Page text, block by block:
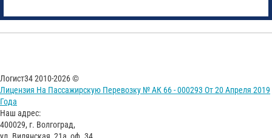
Логист34 2010-2026 ©
Лицензия На Пассажирскую Перевозку № АК 66 - 000293 От 20 Апреля 2019
Года
Наш адрес:
400029, г. Волгоград,
ул. Вилянская, 21а, оф. 34